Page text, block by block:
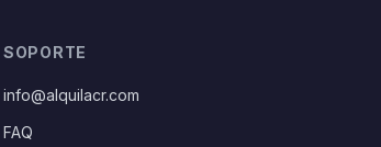
SOPORTE
info@alquilacr.com
FAQ